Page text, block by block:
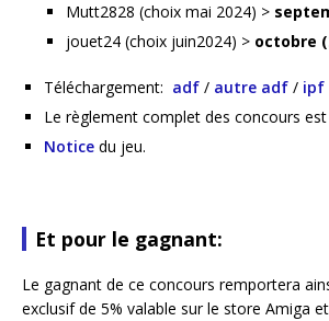
Mutt2828 (choix mai 2024) >
jouet24 (choix juin2024) > octobre
Téléchargement: adf / autre adf / ipf
Le règlement complet des concours est
Notice du jeu.
Et pour le gagnant:
Le gagnant de ce concours remportera
exclusif de 5% valable sur le store Amiga